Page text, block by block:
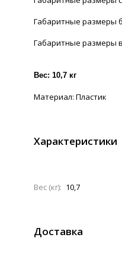
Габаритные размеры
Габаритные размеры
Вес: 10,7 кг
Материал: Пластик
Характеристики
Вес (кг): 10,7
Доставка